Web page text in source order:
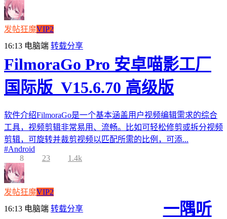
发帖狂魔VIP2
16:13 电脑端 转载分享
FilmoraGo Pro 安卓喵影工厂
国际版_V15.6.70 高级版
软件介绍FilmoraGo是一个基本涵盖用户视频编辑需求的综合
工具，视频剪辑非常易用、流畅。比如可轻松修剪或拆分视频
剪辑，可旋转并裁剪视频以匹配所需的比例，可添...
#Android
8
23 1.4k
发帖狂魔VIP2
16:13 电脑端 转载分享
一隅听